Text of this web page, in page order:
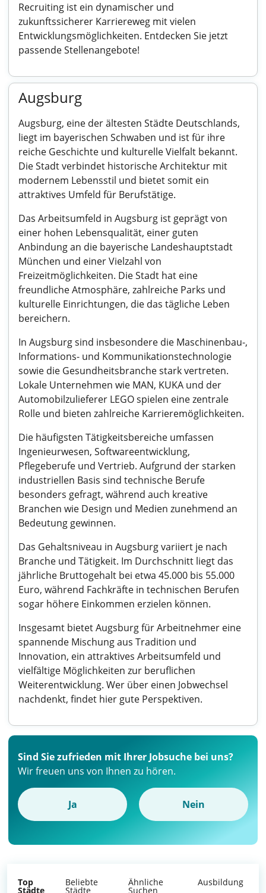
Recruiting ist ein dynamischer und
zukunftssicherer Karriereweg mit vielen
Entwicklungsmöglichkeiten. Entdecken Sie jetzt
passende Stellenangebote!
Augsburg
Augsburg, eine der ältesten Städte Deutschlands,
liegt im bayerischen Schwaben und ist für ihre
reiche Geschichte und kulturelle Vielfalt bekannt.
Die Stadt verbindet historische Architektur mit
modernem Lebensstil und bietet somit ein
attraktives Umfeld für Berufstätige.
Das Arbeitsumfeld in Augsburg ist geprägt von
einer hohen Lebensqualität, einer guten
Anbindung an die bayerische Landeshauptstadt
München und einer Vielzahl von
Freizeitmöglichkeiten. Die Stadt hat eine
freundliche Atmosphäre, zahlreiche Parks und
kulturelle Einrichtungen, die das tägliche Leben
bereichern.
In Augsburg sind insbesondere die Maschinenbau-,
Informations- und Kommunikationstechnologie
sowie die Gesundheitsbranche stark vertreten.
Lokale Unternehmen wie MAN, KUKA und der
Automobilzulieferer LEGO spielen eine zentrale
Rolle und bieten zahlreiche Karrieremöglichkeiten.
Die häufigsten Tätigkeitsbereiche umfassen
Ingenieurwesen, Softwareentwicklung,
Pflegeberufe und Vertrieb. Aufgrund der starken
industriellen Basis sind technische Berufe
besonders gefragt, während auch kreative
Branchen wie Design und Medien zunehmend an
Bedeutung gewinnen.
Das Gehaltsniveau in Augsburg variiert je nach
Branche und Tätigkeit. Im Durchschnitt liegt das
jährliche Bruttogehalt bei etwa 45.000 bis 55.000
Euro, während Fachkräfte in technischen Berufen
sogar höhere Einkommen erzielen können.
Insgesamt bietet Augsburg für Arbeitnehmer eine
spannende Mischung aus Tradition und
Innovation, ein attraktives Arbeitsumfeld und
vielfältige Möglichkeiten zur beruflichen
Weiterentwicklung. Wer über einen Jobwechsel
nachdenkt, findet hier gute Perspektiven.
Sind Sie zufrieden mit Ihrer Jobsuche bei uns?
Wir freuen uns von Ihnen zu hören.
Ja Nein
Top
Städte
Beliebte
Städte
Ähnliche
Suchen
Ausbildung